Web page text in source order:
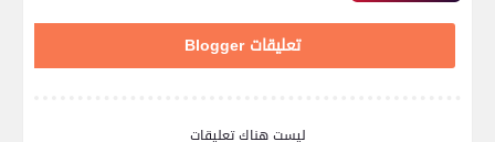
تعليقات Blogger
ليست هناك تعليقات